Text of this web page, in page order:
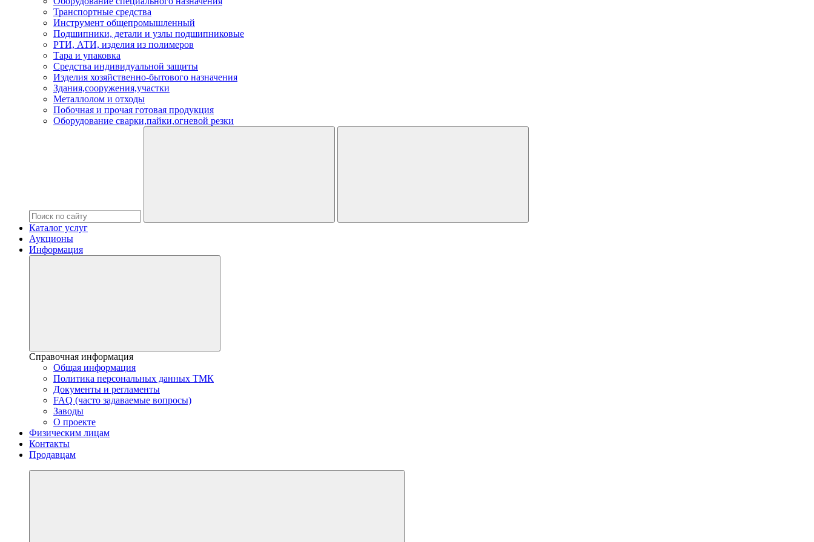
Транспортные средства
Инструмент общепромышленный
Подшипники, детали и узлы подшипниковые
РТИ, АТИ, изделия из полимеров
Тара и упаковка
Средства индивидуальной защиты
Изделия хозяйственно-бытового назначения
Здания,сооружения,участки
Металлолом и отходы
Побочная и прочая готовая продукция
Оборудование сварки,пайки,огневой резки
Каталог услуг
Аукционы
Информация
Справочная информация
Общая информация
Политика персональных данных ТМК
Документы и регламенты
FAQ (часто задаваемые вопросы)
Заводы
О проекте
Физическим лицам
Контакты
Продавцам